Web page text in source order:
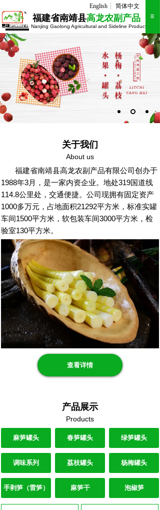
English 简体中文
福建省南靖县高龙农副产品
Nanjing Gaolong Agricultural and Sideline Products
THE NEW FASHION MEN
关于我们
About us
查看详情
福建省南靖县高龙农副产品有限公司创办于
1988年3月，是一家内资企业。地处319国道线
114.8公里处，交通便捷。公司现拥有固定资产
1000多万元，占地面积21292平方米，标准实罐
车间1500平方米，软包装车间3000平方米，检
验室130平方米。
产品展示
Products
麻笋干 泡椒笋
麻笋罐头 绿笋罐头
调味系列
春笋罐头
杨梅罐头
手剥笋（雷笋）
荔枝罐头